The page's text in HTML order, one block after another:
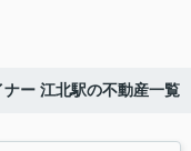
ナー 江北駅の不動産一覧